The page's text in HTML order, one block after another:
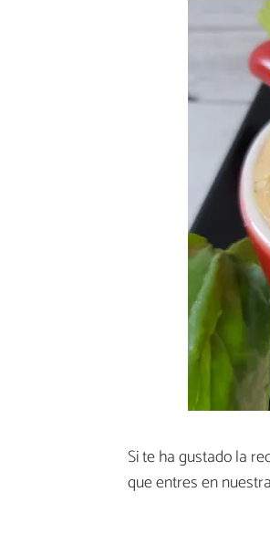
Si te ha gustado la
que entres en